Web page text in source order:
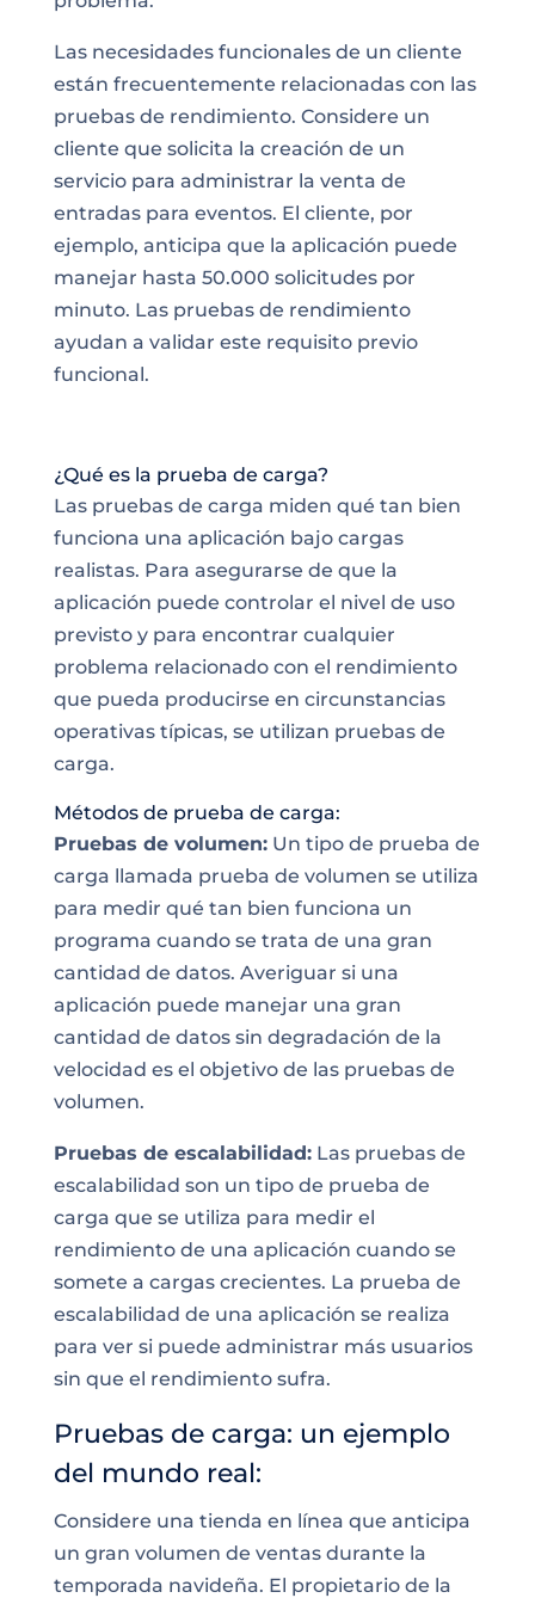
Las necesidades funcionales de un cliente
están frecuentemente relacionadas con las
pruebas de rendimiento. Considere un
cliente que solicita la creación de un
servicio para administrar la venta de
entradas para eventos. El cliente, por
ejemplo, anticipa que la aplicación puede
manejar hasta 50.000 solicitudes por
minuto. Las pruebas de rendimiento
ayudan a validar este requisito previo
funcional.
¿Qué es la prueba de carga?
Las pruebas de carga miden qué tan bien
funciona una aplicación bajo cargas
realistas. Para asegurarse de que la
aplicación puede controlar el nivel de uso
previsto y para encontrar cualquier
problema relacionado con el rendimiento
que pueda producirse en circunstancias
operativas típicas, se utilizan pruebas de
carga.
Métodos de prueba de carga:
Pruebas de volumen:Un tipo de prueba de
carga llamada prueba de volumen se utiliza
para medir qué tan bien funciona un
programa cuando se trata de una gran
cantidad de datos. Averiguar si una
aplicación puede manejar una gran
cantidad de datos sin degradación de la
velocidad es el objetivo de las pruebas de
volumen.
Pruebas de escalabilidad:Las pruebas de
escalabilidad son un tipo de prueba de
carga que se utiliza para medir el
rendimiento de una aplicación cuando se
somete a cargas crecientes. La prueba de
escalabilidad de una aplicación se realiza
para ver si puede administrar más usuarios
sin que el rendimiento sufra.
Pruebas de carga: un ejemplo
del mundo real:
Considere una tienda en línea que anticipa
un gran volumen de ventas durante la
temporada navideña. El propietario de la